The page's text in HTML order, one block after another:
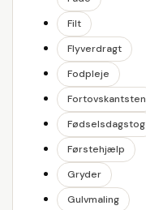
Filt
Flyverdragt
Fodpleje
Fortovskantsten
Fødselsdagstog
Førstehjælp
Gryder
Gulvmaling